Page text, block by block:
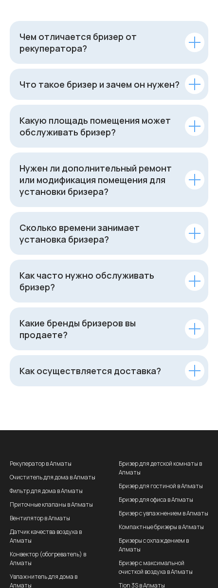
Чем отличается бризер от
рекуператора?
Что такое бризер и зачем он нужен?
Какую площадь помещения может
обслуживать бризер?
Нужен ли дополнительный ремонт
или модификация помещения для
установки бризера?
Сколько времени занимает
установка бризера?
Как часто нужно обслуживать
бризер?
Какие бренды бризеров вы
продаете?
Как осуществляется доставка?
Рекуператор в Алматы
Очиститель для дома в Алматы
Фильтр для дома в Алматы
Приточные клапаны в Алматы
Вентилятор в Алматы
Датчик качества воздуха в
Алматы
Конвектор (обогреватель) в
Алматы
Увлажнитель для дома в
Алматы
Бризер для детской комнаты в
Алматы
Бризер для гостиной в Алматы
Бризер для офиса в Алматы
Бризер с увлажнением в Алматы
Компактные бризеры в Алматы
Бризеры с охлаждением в
Алматы
Бризер с максимальной
очисткой воздуха в Алматы
Tion 3S в Алматы